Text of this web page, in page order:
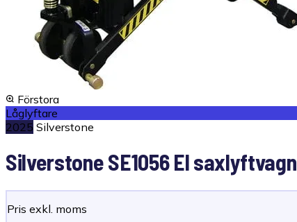
Förstora
Låglyftare
2025 Silverstone
Silverstone SE1056 El saxlyftvagn
Pris exkl. moms